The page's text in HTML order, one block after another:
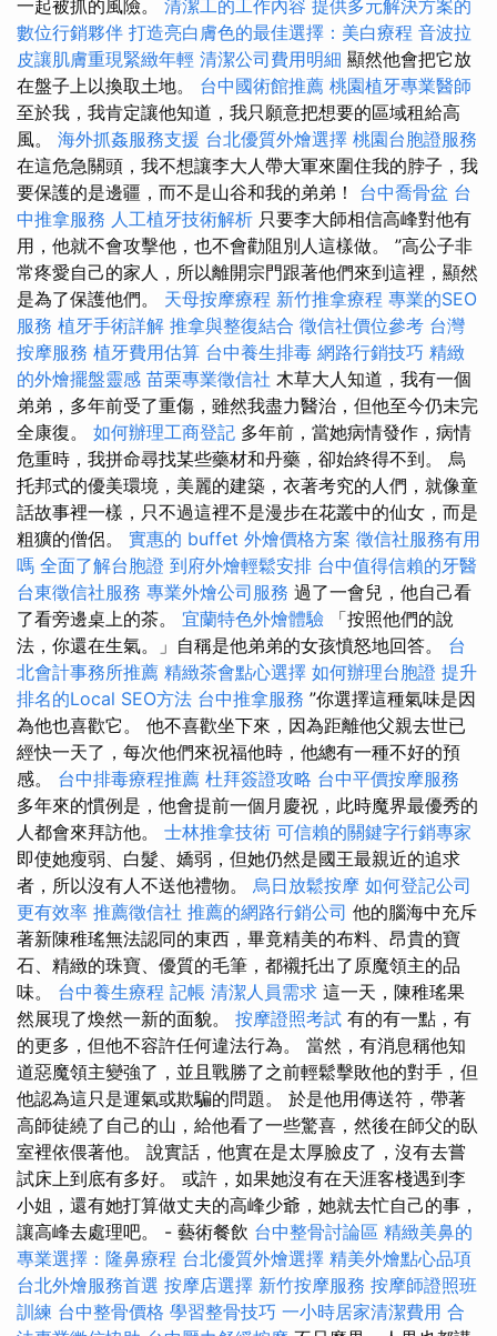
一起被抓的風險。 清潔工的工作內容 提供多元解決方案的
數位行銷夥伴 打造亮白膚色的最佳選擇：美白療程 音波拉
皮讓肌膚重現緊緻年輕 清潔公司費用明細 顯然他會把它放
在盤子上以換取土地。 台中國術館推薦 桃園植牙專業醫師
至於我，我肯定讓他知道，我只願意把想要的區域租給高
風。 海外抓姦服務支援 台北優質外燴選擇 桃園台胞證服務
在這危急關頭，我不想讓李大人帶大軍來圍住我的脖子，我
要保護的是邊疆，而不是山谷和我的弟弟！ 台中喬骨盆 台
中推拿服務 人工植牙技術解析 只要李大師相信高峰對他有
用，他就不會攻擊他，也不會勸阻別人這樣做。 ”高公子非
常疼愛自己的家人，所以離開宗門跟著他們來到這裡，顯然
是為了保護他們。 天母按摩療程 新竹推拿療程 專業的SEO
服務 植牙手術詳解 推拿與整復結合 徵信社價位參考 台灣
按摩服務 植牙費用估算 台中養生排毒 網路行銷技巧 精緻
的外燴擺盤靈感 苗栗專業徵信社 木草大人知道，我有一個
弟弟，多年前受了重傷，雖然我盡力醫治，但他至今仍未完
全康復。 如何辦理工商登記 多年前，當她病情發作，病情
危重時，我拼命尋找某些藥材和丹藥，卻始終得不到。 烏
托邦式的優美環境，美麗的建築，衣著考究的人們，就像童
話故事裡一樣，只不過這裡不是漫步在花叢中的仙女，而是
粗獷的僧侶。 實惠的 buffet 外燴價格方案 徵信社服務有用
嗎 全面了解台胞證 到府外燴輕鬆安排 台中值得信賴的牙醫
台東徵信社服務 專業外燴公司服務 過了一會兒，他自己看
了看旁邊桌上的茶。 宜蘭特色外燴體驗 「按照他們的說
法，你還在生氣。」自稱是他弟弟的女孩憤怒地回答。 台
北會計事務所推薦 精緻茶會點心選擇 如何辦理台胞證 提升
排名的Local SEO方法 台中推拿服務 ”你選擇這種氣味是因
為他也喜歡它。 他不喜歡坐下來，因為距離他父親去世已
經快一天了，每次他們來祝福他時，他總有一種不好的預
感。 台中排毒療程推薦 杜拜簽證攻略 台中平價按摩服務
多年來的慣例是，他會提前一個月慶祝，此時魔界最優秀的
人都會來拜訪他。 士林推拿技術 可信賴的關鍵字行銷專家
即使她瘦弱、白髮、嬌弱，但她仍然是國王最親近的追求
者，所以沒有人不送他禮物。 烏日放鬆按摩 如何登記公司
更有效率 推薦徵信社 推薦的網路行銷公司 他的腦海中充斥
著新陳稚瑤無法認同的東西，畢竟精美的布料、昂貴的寶
石、精緻的珠寶、優質的毛筆，都襯托出了原魔領主的品
味。 台中養生療程 記帳 清潔人員需求 這一天，陳稚瑤果
然展現了煥然一新的面貌。 按摩證照考試 有的有一點，有
的更多，但他不容許任何違法行為。 當然，有消息稱他知
道惡魔領主變強了，並且戰勝了之前輕鬆擊敗他的對手，但
他認為這只是運氣或欺騙的問題。 於是他用傳送符，帶著
高師徒繞了自己的山，給他看了一些驚喜，然後在師父的臥
室裡依偎著他。 說實話，他實在是太厚臉皮了，沒有去嘗
試床上到底有多好。 或許，如果她沒有在天涯客棧遇到李
小姐，還有她打算做丈夫的高峰少爺，她就去忙自己的事，
讓高峰去處理吧。 - 藝術餐飲 台中整骨討論區 精緻美鼻的
專業選擇：隆鼻療程 台北優質外燴選擇 精美外燴點心品項
台北外燴服務首選 按摩店選擇 新竹按摩服務 按摩師證照班
訓練 台中整骨價格 學習整骨技巧 一小時居家清潔費用 合